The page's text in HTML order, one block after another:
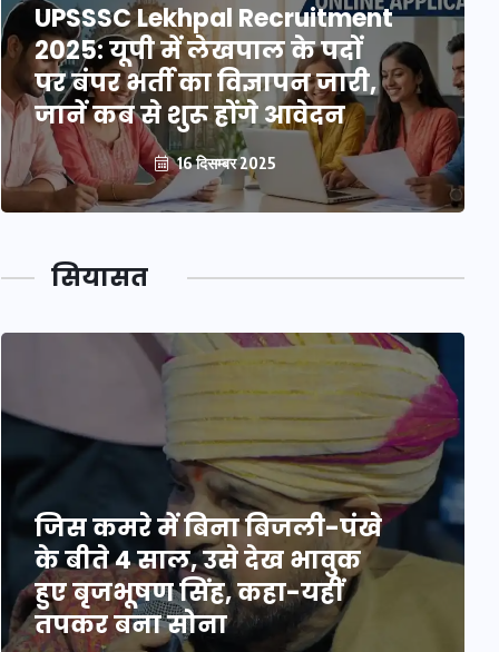
UPSSSC Lekhpal Recruitment
2025: यूपी में लेखपाल के पदों
पर बंपर भर्ती का विज्ञापन जारी,
जानें कब से शुरू होंगे आवेदन
16 दिसम्बर 2025
सियासत
जिस कमरे में बिना बिजली-पंखे
के बीते 4 साल, उसे देख भावुक
हुए बृजभूषण सिंह, कहा-यहीं
तपकर बना सोना